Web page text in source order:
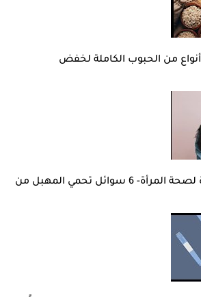
غير الشوفان- 4 أنواع من الحبوب الكاملة لخفض
مشروبات مفيدة لصحة المرأة- 6 سوائل تحمي المهبل من